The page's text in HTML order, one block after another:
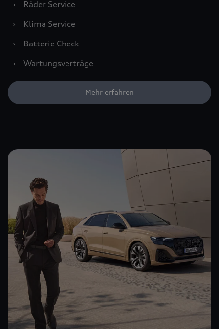
›
Räder Service
›
Klima Service
›
Batterie Check
›
Wartungsverträge
Mehr erfahren